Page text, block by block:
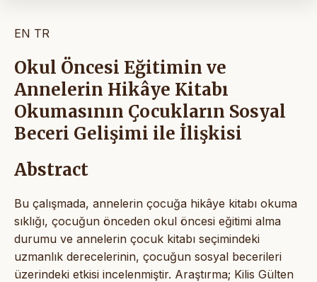
EN TR
Okul Öncesi Eğitimin ve
Annelerin Hikâye Kitabı
Okumasının Çocukların Sosyal
Beceri Gelişimi ile İlişkisi
Abstract
Bu çalışmada, annelerin çocuğa hikâye kitabı okuma
sıklığı, çocuğun önceden okul öncesi eğitimi alma
durumu ve annelerin çocuk kitabı seçimindeki
uzmanlık derecelerinin, çocuğun sosyal becerileri
üzerindeki etkisi incelenmiştir. Araştırma; Kilis Gülten